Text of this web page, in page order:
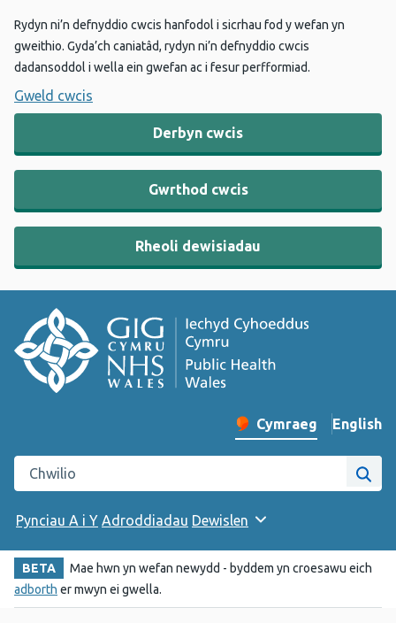
Rydyn ni’n defnyddio cwcis hanfodol i sicrhau fod y wefan yn
gweithio. Gyda’ch caniatâd, rydyn ni’n defnyddio cwcis
dadansoddol i wella ein gwefan ac i fesur perfformiad.
Gweld cwcis
Derbyn cwcis
Gwrthod cwcis
Rheoli dewisiadau
Newid iaith y wefan
Cymraeg English
–
Chwilio gwefan Iechyd Cyhoeddus Cymru
Pynciau A i Y Adroddiadau Dewislen
BETA
Mae hwn yn wefan newydd - byddem yn croesawu eich
adborth er mwyn ei gwella.